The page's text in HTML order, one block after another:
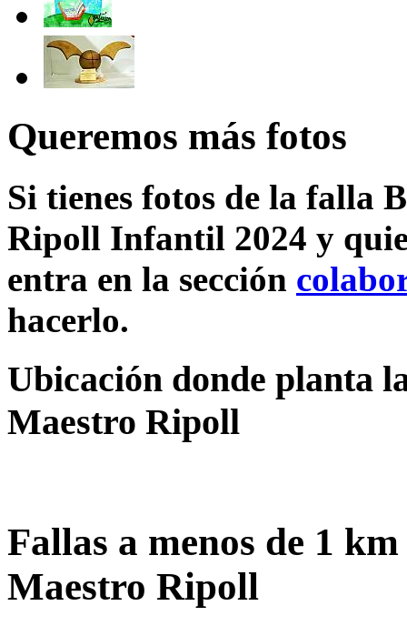
Queremos más fotos
Si tienes fotos de la falla
Ripoll Infantil 2024 y
entra en la sección
hacerlo.
Ubicación donde planta
Maestro Ripoll
Fallas a menos de 1
Maestro Ripoll